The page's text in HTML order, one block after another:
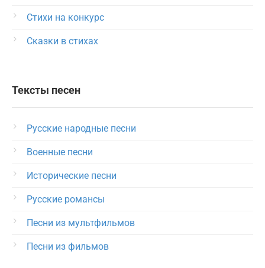
Стихи на конкурс
Сказки в стихах
Тексты песен
Русские народные песни
Военные песни
Исторические песни
Русские романсы
Песни из мультфильмов
Песни из фильмов